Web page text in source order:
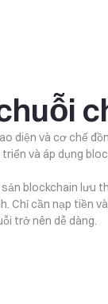
diện và cơ chế
và áp dụng
blockchain lưu
Chỉ cần nạp tiền
trở nên dễ dàng.